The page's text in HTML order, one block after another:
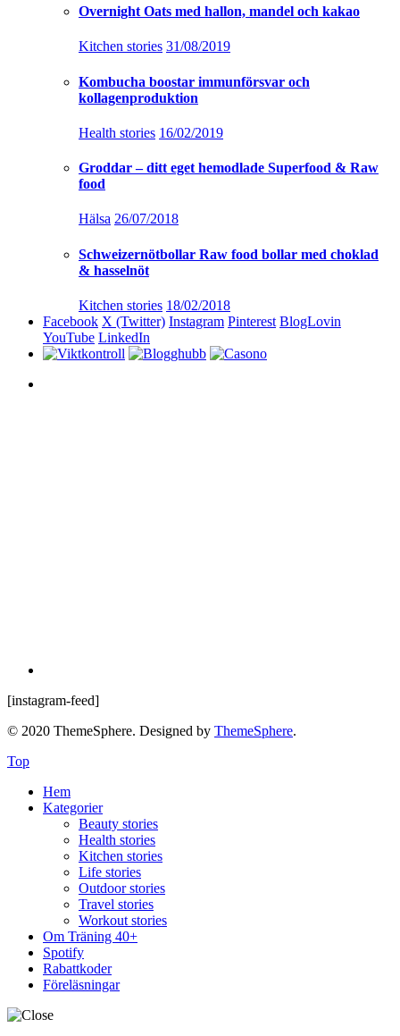
Overnight Oats med hallon, mandel och kakao
Kitchen stories 31/08/2019
Kombucha boostar immunförsvar och
kollagenproduktion
Health stories 16/02/2019
Groddar – ditt eget hemodlade Superfood & Raw
food
Hälsa 26/07/2018
Schweizernötbollar Raw food bollar med choklad
& hasselnöt
Kitchen stories 18/02/2018
Facebook X (Twitter) Instagram Pinterest BlogLovin
YouTube LinkedIn
[instagram-feed]
© 2020 ThemeSphere. Designed by ThemeSphere.
Top
Hem
Kategorier
Beauty stories
Health stories
Kitchen stories
Life stories
Outdoor stories
Travel stories
Workout stories
Om Träning 40+
Spotify
Rabattkoder
Föreläsningar